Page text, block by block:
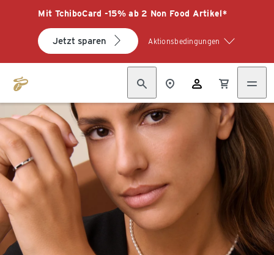
Mit TchiboCard -15% ab 2 Non Food Artikel*
Jetzt sparen Aktionsbedingungen